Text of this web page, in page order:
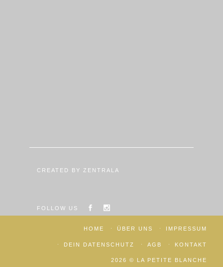
CREATED BY ZENTRALA
FOLLOW US
HOME ÜBER UNS IMPRESSUM
DEIN DATENSCHUTZ AGB KONTAKT
2026 © LA PETITE BLANCHE